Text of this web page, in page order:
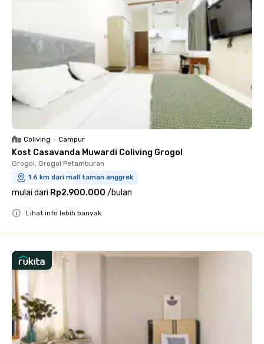
Coliving • Campur
Kost Casavanda Muwardi Coliving Grogol
Grogol, Grogol Petamburan
1.6 km dari mall taman anggrek
mulai dari Rp2.900.000 /bulan
Lihat info lebih banyak